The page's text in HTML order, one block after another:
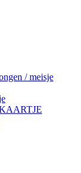
/ meisje